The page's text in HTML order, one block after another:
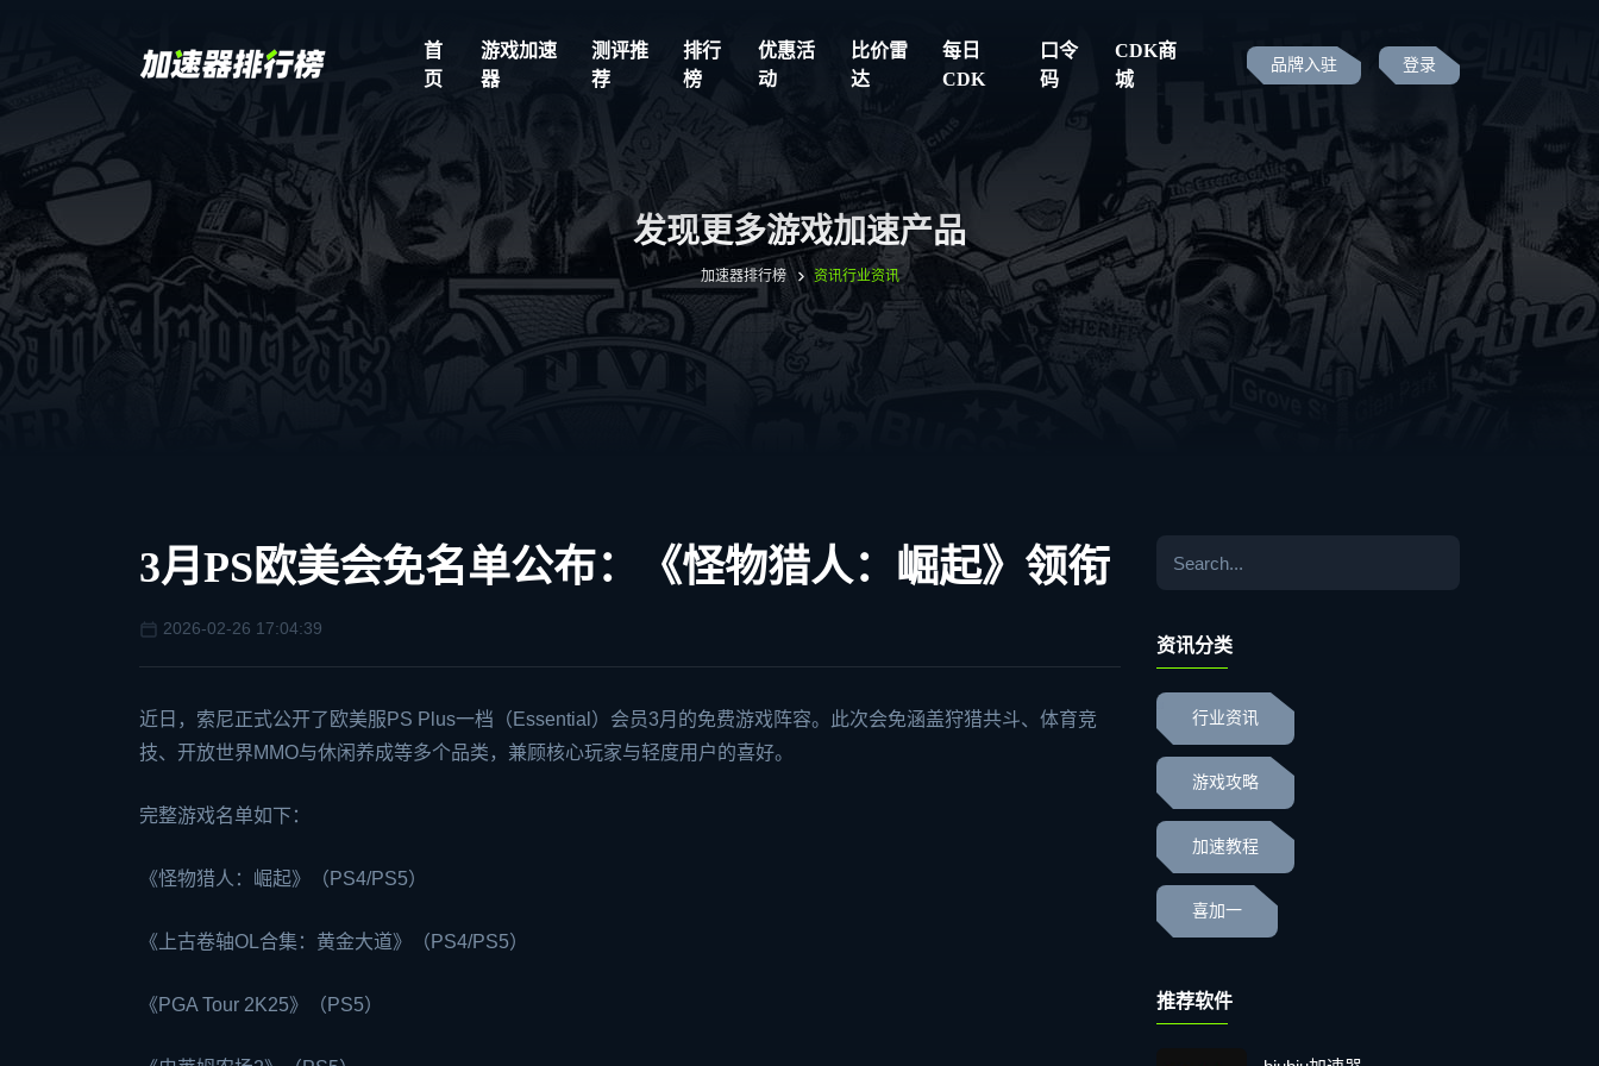
首
页
游戏加速
器
测评推
荐
排行
榜
优惠活
动
比价雷
达
每日
CDK
口令
码
CDK商
城
品牌入驻 登录
发现更多游戏加速产品
加速器排行榜 资讯行业资讯
3月PS欧美会免名单公布：《怪物猎人：崛起》领衔
2026-02-26 17:04:39
近日，索尼正式公开了欧美服PS Plus一档（Essential）会员3月的免费游戏阵容。此次会免涵盖狩猎共斗、体育竞
技、开放世界MMO与休闲养成等多个品类，兼顾核心玩家与轻度用户的喜好。
完整游戏名单如下：
《怪物猎人：崛起》（PS4/PS5）
《上古卷轴OL合集：黄金大道》（PS4/PS5）
《PGA Tour 2K25》（PS5）
资讯分类
行业资讯
游戏攻略
加速教程
喜加一
推荐软件